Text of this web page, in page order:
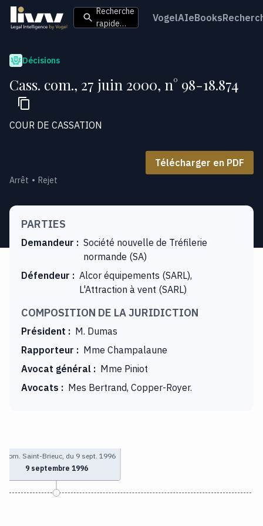
Recherche
rapide…
VogelAIeBooks
Décisions
Cass. com., 27 juin 2000, n° 98-18.874
COUR DE CASSATION
Télécharger en PDF
Arrêt Rejet
PARTIES
Demandeur : Société nouvelle de Tréfilerie
normande (SA)
Défendeur : Alcor équipements (SARL),
L'Attraction à vent (SARL)
COMPOSITION DE LA JURIDICTION
Président : M. Dumas
Rapporteur : Mme Champalaune
Avocat général : Mme Piniot
Avocats : Mes Bertrand, Copper-Royer.
com. Saint-Brieuc, du 9 sept. 1996
9 septembre 1996